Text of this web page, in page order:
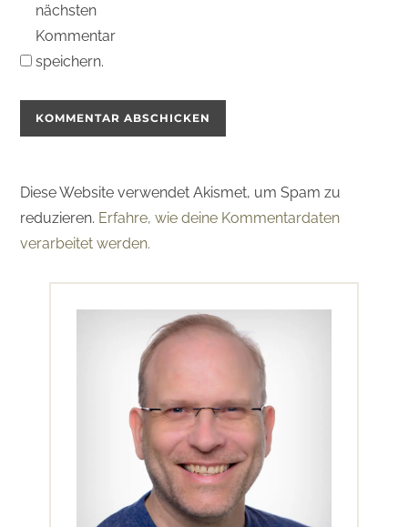
nächsten
Kommentar
speichern.
Diese Website verwendet Akismet, um Spam zu
reduzieren. Erfahre, wie deine Kommentardaten
verarbeitet werden.